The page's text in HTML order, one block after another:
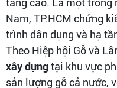
tăng cao. Là một trong
Nam, TP.HCM chứng
trình dân dụng và hạ
Theo Hiệp hội Gỗ và
xây dựngtại khu vực
sản lượng gỗ cả nước,